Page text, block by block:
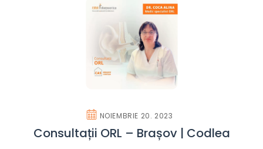
NOIEMBRIE 20. 2023
Consultații ORL – Brașov | Codlea